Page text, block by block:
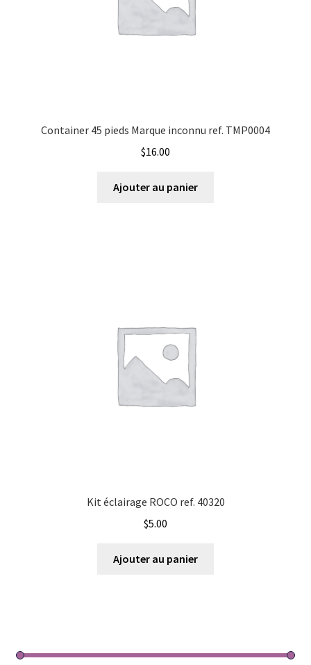
Container 45 pieds Marque inconnu ref. TMP0004
$16.00
Ajouter au panier
Kit éclairage ROCO ref. 40320
$5.00
Ajouter au panier